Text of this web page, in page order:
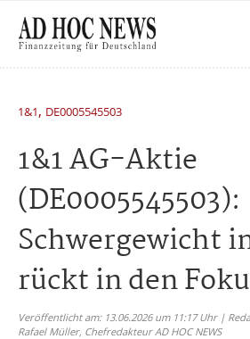
1&1, DE0005545503
1&1 AG-Aktie
(DE0005545503):
Schwergewicht
rückt in den
Veröffentlicht am: 13.06.2026 um 11:17 Uhr |
Rafael Müller, Chefredakteur AD HOC NEWS